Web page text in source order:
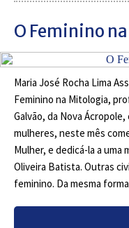
O Feminino
Maria José Rocha Lima
Feminino na Mitologia,
Galvão, da Nova
mulheres, neste mês
Mulher, e dedicá-la a uma
Oliveira Batista. Outras
feminino. Da mesma